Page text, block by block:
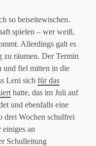
so beiseitewischen.
spielen – wer weiß,
Allerdings galt es
zu räumen. Der Termin
und fiel mitten in die
Leni sich für das
hatte, das im Juli auf
und ebenfalls eine
drei Wochen schulfrei
an
Schulleitung